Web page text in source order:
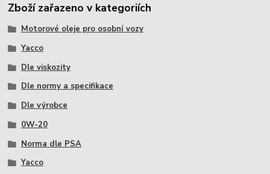
Zboží zařazeno v kategoriích
Motorové oleje pro osobní vozy
Yacco
Dle viskozity
Dle normy a specifikace
Dle výrobce
0W-20
Norma dle PSA
Yacco